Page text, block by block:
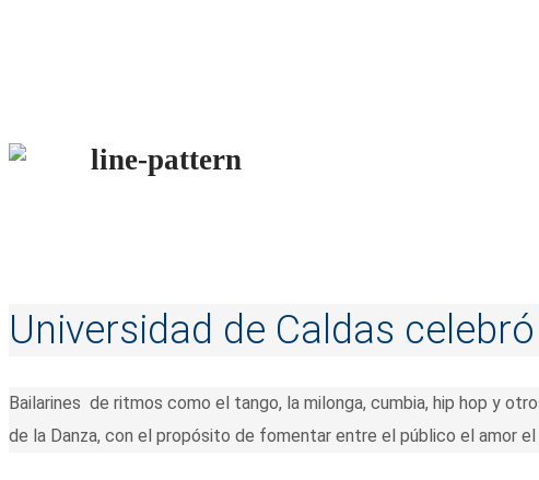
Universidad de Caldas
Bailarines de ritmos como el tango, la milonga, cumbia, hip hop y
de la Danza, con el propósito de fomentar entre el público el amor el